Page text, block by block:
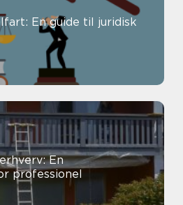
En guide til juridisk
En
professionel